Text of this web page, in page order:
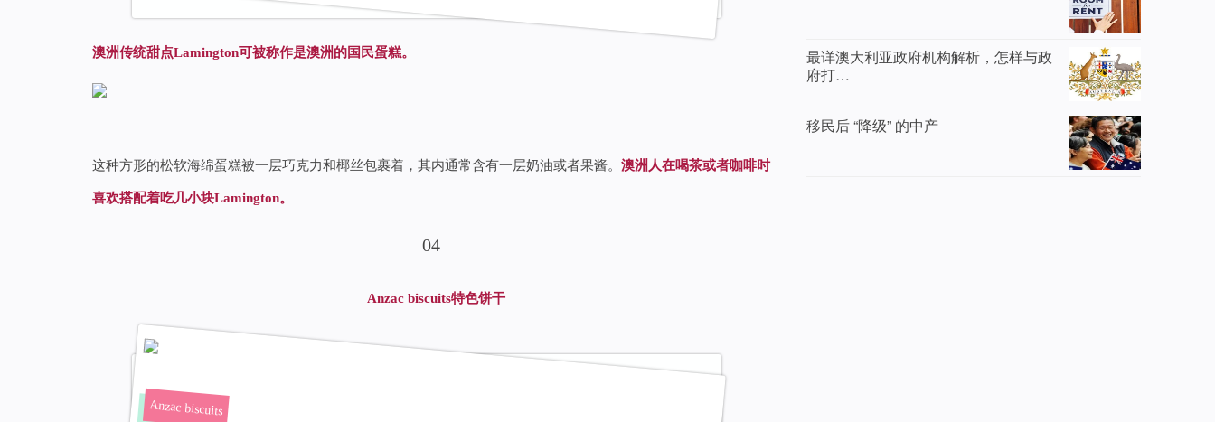
澳洲传统甜点Lamington可被称作是澳洲的国民蛋糕。
这种方形的松软海绵蛋糕被一层巧克力和椰丝包裹着，其内通常含有一层奶油或者果酱。 澳洲人在喝茶或者咖啡时
喜欢搭配着吃几小块Lamington。
04
Anzac biscuits特色饼干
Anzac biscuits
最详澳大利亚政府机构解析，怎样与政
府打…
移民后 “降级” 的中产